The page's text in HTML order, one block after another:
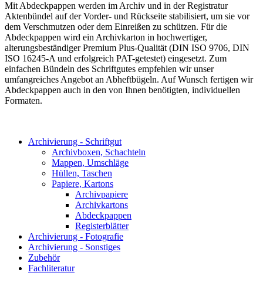
Mit Abdeckpappen werden im Archiv und in der Registratur
Aktenbündel auf der Vorder- und Rückseite stabilisiert, um sie vor
dem Verschmutzen oder dem Einreißen zu schützen. Für die
Abdeckpappen wird ein Archivkarton in hochwertiger,
alterungsbeständiger Premium Plus-Qualität (DIN ISO 9706, DIN
ISO 16245-A und erfolgreich PAT-getestet) eingesetzt. Zum
einfachen Bündeln des Schriftgutes empfehlen wir unser
umfangreiches Angebot an Abheftbügeln. Auf Wunsch fertigen wir
Abdeckpappen auch in den von Ihnen benötigten, individuellen
Formaten.
Archivierung - Schriftgut
Archivboxen, Schachteln
Mappen, Umschläge
Hüllen, Taschen
Papiere, Kartons
Archivpapiere
Archivkartons
Abdeckpappen
Registerblätter
Archivierung - Fotografie
Archivierung - Sonstiges
Zubehör
Fachliteratur